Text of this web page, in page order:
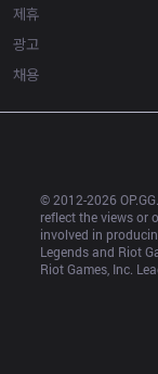
제휴
광고
채용
© 2012-2026
reflect the views or
involved in
Legends and Riot
Riot Games, Inc.